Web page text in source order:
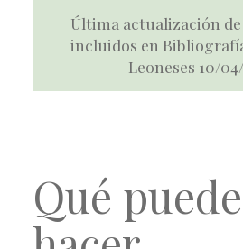
Última actualización
incluidos en
Leoneses 10/
Qué